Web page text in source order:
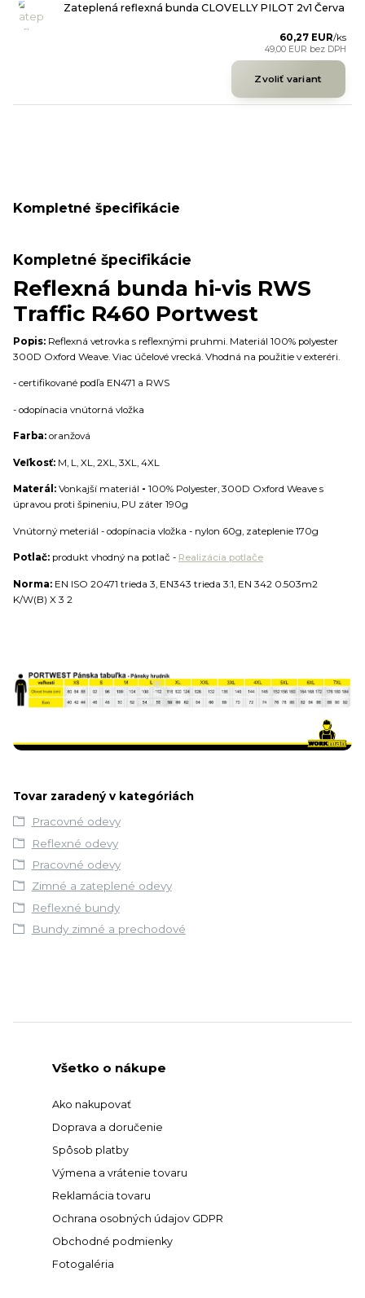
Zateplená reflexná bunda CLOVELLY PILOT 2v1 Červa
60,27 EUR/ks
49,00 EUR bez DPH
Zvoliť variant
Kompletné špecifikácie
Kompletné špecifikácie
Reflexná bunda hi-vis RWS
Traffic R460 Portwest
Popis: Reflexná vetrovka s reflexnými pruhmi. Materiál 100% polyester
300D Oxford Weave. Viac účelové vrecká. Vhodná na použitie v exteréri.
- certifikované podľa EN471 a RWS
- odopínacia vnútorná vložka
Farba: oranžová
Veľkosť: M, L, XL, 2XL, 3XL, 4XL
Materál: Vonkajší materiál - 100% Polyester, 300D Oxford Weave s
úpravou proti špineniu, PU záter 190g
Vnútorný meteriál - odopínacia vložka - nylon 60g, zateplenie 170g
Potlač: produkt vhodný na potlač - Realizácia potlače
Norma: EN ISO 20471 trieda 3, EN343 trieda 3:1, EN 342 0.503m2
K/W(B) X 3 2
Tovar zaradený v kategóriách
Pracovné odevy
Reflexné odevy
Pracovné odevy
Zimné a zateplené odevy
Reflexné bundy
Bundy zimné a prechodové
Všetko o nákupe
Ako nakupovať
Doprava a doručenie
Spôsob platby
Výmena a vrátenie tovaru
Reklamácia tovaru
Ochrana osobných údajov GDPR
Obchodné podmienky
Fotogaléria